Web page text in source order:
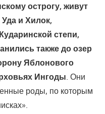
острогу, живут
и Хилок,
степи,
также до озер
Яблонового
Ингоды . Они
роды, по которым